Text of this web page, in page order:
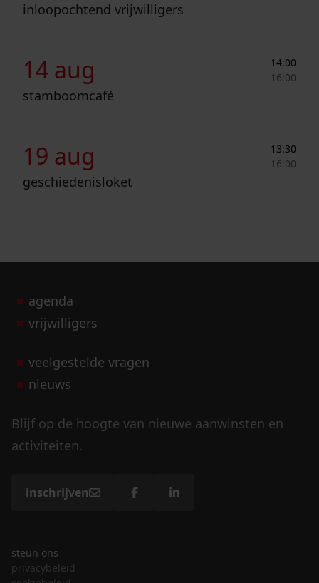
inloopochtend vrijwilligers
14 aug
14:00
16:00
stamboomcafé
19 aug
13:30
16:00
geschiedenisloket
agenda
vrijwilligers
veelgestelde vragen
nieuws
Blijf op de hoogte van nieuwe aanwinsten en
activiteiten.
inschrijven
steun ons
privacybeleid